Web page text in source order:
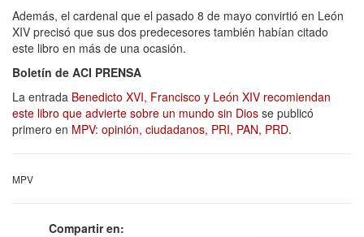
Además, el cardenal que el pasado 8 de mayo convirtió en León
XIV precisó que sus dos predecesores también habían citado
este libro en más de una ocasión.
Boletín de ACI PRENSA
La entrada Benedicto XVI, Francisco y León XIV recomiendan
este libro que advierte sobre un mundo sin Dios se publicó
primero en MPV: opinión, ciudadanos, PRI, PAN, PRD.
MPV
Compartir en: